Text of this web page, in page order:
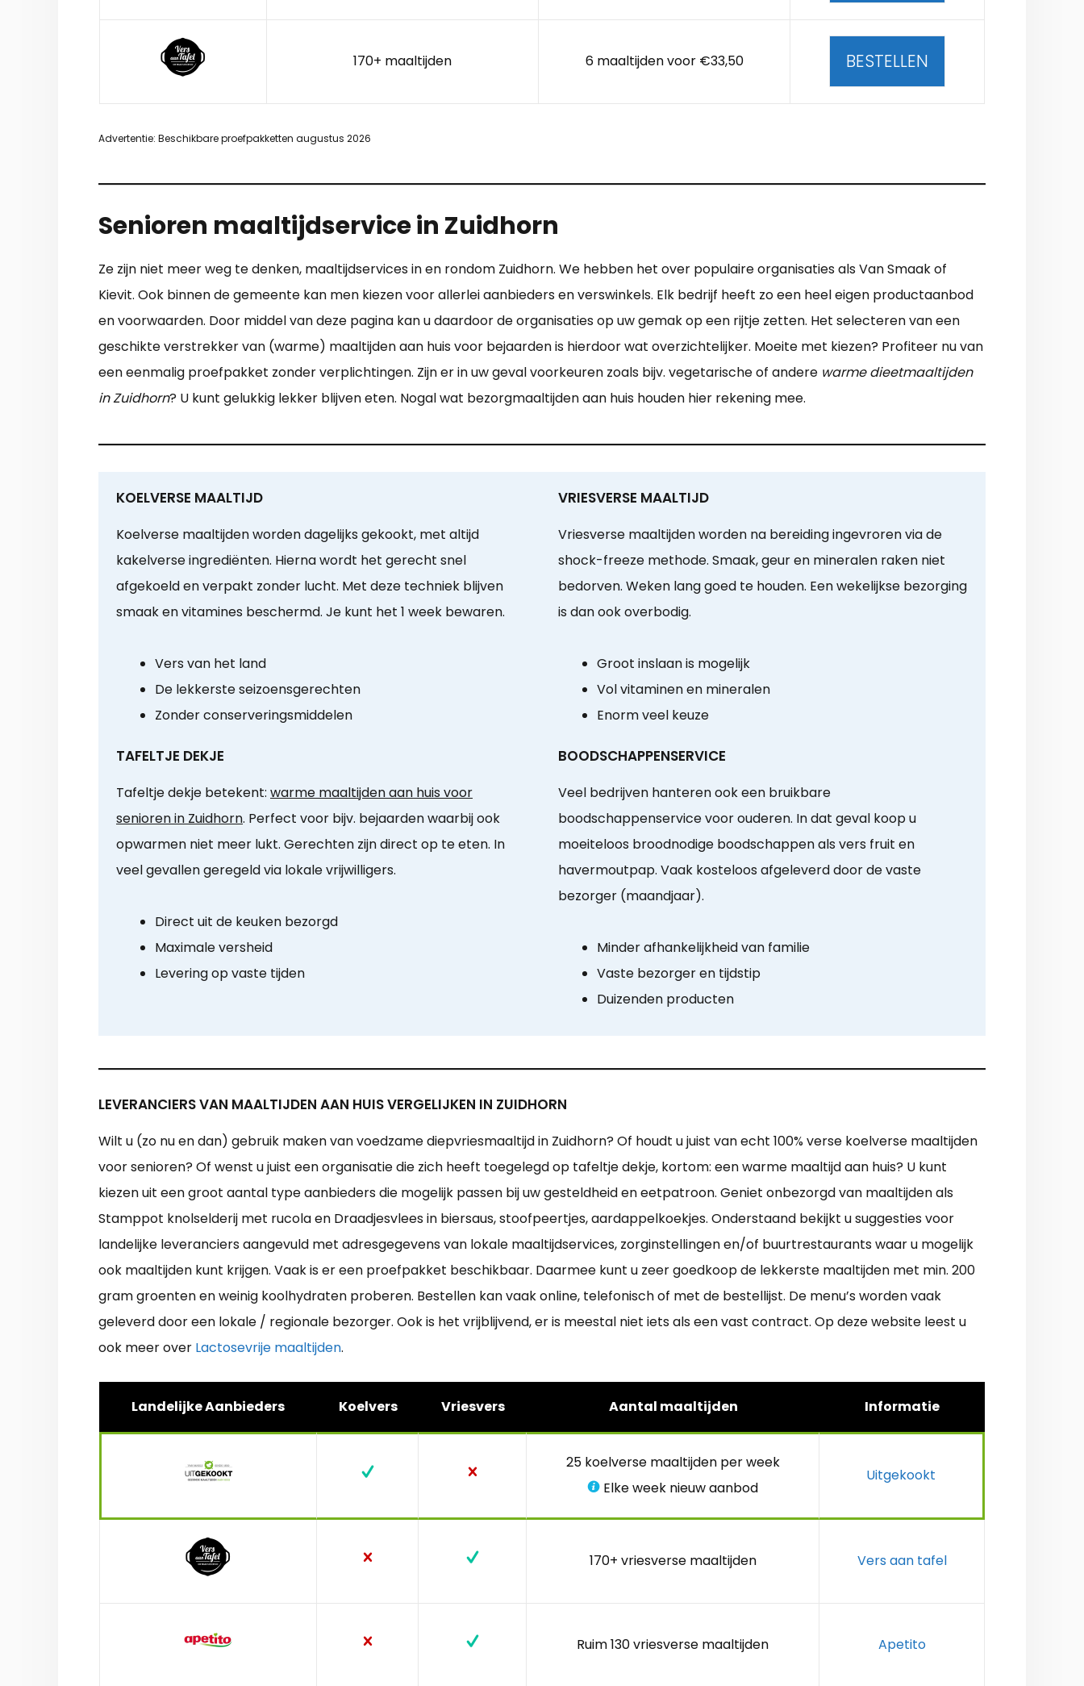
170+ maaltijden 6 maaltijden voor €33,50 BESTELLEN
Advertentie: Beschikbare proefpakketten augustus 2026
Senioren maaltijdservice in Zuidhorn
Ze zijn niet meer weg te denken, maaltijdservices in en rondom Zuidhorn. We hebben het over populaire organisaties als Van Smaak of
Kievit. Ook binnen de gemeente kan men kiezen voor allerlei aanbieders en verswinkels. Elk bedrijf heeft zo een heel eigen productaanbod
en voorwaarden. Door middel van deze pagina kan u daardoor de organisaties op uw gemak op een rijtje zetten. Het selecteren van een
geschikte verstrekker van (warme) maaltijden aan huis voor bejaarden is hierdoor wat overzichtelijker. Moeite met kiezen? Profiteer nu van
een eenmalig proefpakket zonder verplichtingen. Zijn er in uw geval voorkeuren zoals bijv. vegetarische of andere warme dieetmaaltijden
in Zuidhorn? U kunt gelukkig lekker blijven eten. Nogal wat bezorgmaaltijden aan huis houden hier rekening mee.
KOELVERSE MAALTIJD
Koelverse maaltijden worden dagelijks gekookt, met altijd
kakelverse ingrediënten. Hierna wordt het gerecht snel
afgekoeld en verpakt zonder lucht. Met deze techniek blijven
smaak en vitamines beschermd. Je kunt het 1 week bewaren.
Vers van het land
De lekkerste seizoensgerechten
Zonder conserveringsmiddelen
VRIESVERSE MAALTIJD
Vriesverse maaltijden worden na bereiding ingevroren via de
shock-freeze methode. Smaak, geur en mineralen raken niet
bedorven. Weken lang goed te houden. Een wekelijkse bezorging
is dan ook overbodig.
Groot inslaan is mogelijk
Vol vitaminen en mineralen
Enorm veel keuze
TAFELTJE DEKJE
Tafeltje dekje betekent: warme maaltijden aan huis voor
senioren in Zuidhorn. Perfect voor bijv. bejaarden waarbij ook
opwarmen niet meer lukt. Gerechten zijn direct op te eten. In
veel gevallen geregeld via lokale vrijwilligers.
Direct uit de keuken bezorgd
Maximale versheid
Levering op vaste tijden
BOODSCHAPPENSERVICE
Veel bedrijven hanteren ook een bruikbare
boodschappenservice voor ouderen. In dat geval koop u
moeiteloos broodnodige boodschappen als vers fruit en
havermoutpap. Vaak kosteloos afgeleverd door de vaste
bezorger (maandjaar).
Minder afhankelijkheid van familie
Vaste bezorger en tijdstip
Duizenden producten
LEVERANCIERS VAN MAALTIJDEN AAN HUIS VERGELIJKEN IN ZUIDHORN
Wilt u (zo nu en dan) gebruik maken van voedzame diepvriesmaaltijd in Zuidhorn? Of houdt u juist van echt 100% verse koelverse maaltijden
voor senioren? Of wenst u juist een organisatie die zich heeft toegelegd op tafeltje dekje, kortom: een warme maaltijd aan huis? U kunt
kiezen uit een groot aantal type aanbieders die mogelijk passen bij uw gesteldheid en eetpatroon. Geniet onbezorgd van maaltijden als
Stamppot knolselderij met rucola en Draadjesvlees in biersaus, stoofpeertjes, aardappelkoekjes. Onderstaand bekijkt u suggesties voor
landelijke leveranciers aangevuld met adresgegevens van lokale maaltijdservices, zorginstellingen en/of buurtrestaurants waar u mogelijk
ook maaltijden kunt krijgen. Vaak is er een proefpakket beschikbaar. Daarmee kunt u zeer goedkoop de lekkerste maaltijden met min. 200
gram groenten en weinig koolhydraten proberen. Bestellen kan vaak online, telefonisch of met de bestellijst. De menu’s worden vaak
geleverd door een lokale / regionale bezorger. Ook is het vrijblijvend, er is meestal niet iets als een vast contract. Op deze website leest u
ook meer over Lactosevrije maaltijden.
Landelijke Aanbieders Koelvers Vriesvers Aantal maaltijden Informatie
25 koelverse maaltijden per week
Elke week nieuw aanbod
Uitgekookt
170+ vriesverse maaltijden Vers aan tafel
Ruim 130 vriesverse maaltijden Apetito